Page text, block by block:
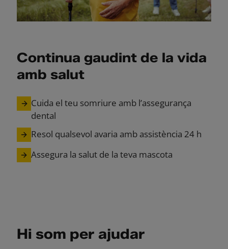
Continua gaudint de la vida
amb salut
Cuida el teu somriure amb l’assegurança
dental
Resol qualsevol avaria amb assistència 24 h
Assegura la salut de la teva mascota
Hi som per ajudar